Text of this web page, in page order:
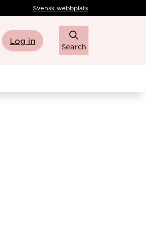
Svensk webbplats
Log in
Search